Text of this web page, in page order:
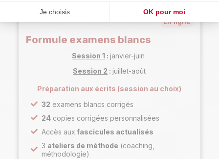
En ligne
Formule examens blancs
Session 1 : janvier-juin
Session 2 : juillet-août
Préparation aux écrits (session au choix)
32 examens blancs corrigés
24 copies corrigées personnalisées
Accès aux fascicules actualisés
3 ateliers de méthode (coaching,
méthodologie)